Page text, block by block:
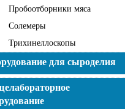
Пробоотборники мяса
Солемеры
Трихинеллоскопы
для сыроделия